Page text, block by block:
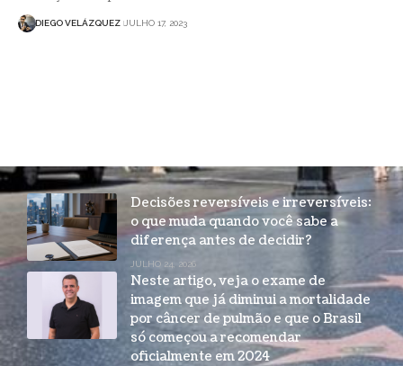
DIEGO VELÁZQUEZ JULHO 17, 2023
Decisões reversíveis e irreversíveis:
o que muda quando você sabe a
diferença antes de decidir?
JULHO 24, 2026
Neste artigo, veja o exame de
imagem que já diminui a mortalidade
por câncer de pulmão e que o Brasil
só começou a recomendar
oficialmente em 2024